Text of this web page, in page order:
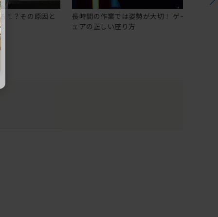
！？その原因と
長時間の作業では姿勢が大切！ ゲーミングチ
ェアの正しい座り方